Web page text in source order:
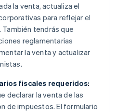
la venta, actualiza el
para reflejar el
tendrás que
reglamentarias
la venta y actualizar
fiscales requeridos:
declarar la venta de las
de impuestos. El formulario